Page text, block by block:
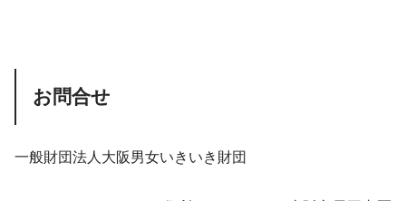
お問合せ
一般財団法人大阪男女いきいき財団